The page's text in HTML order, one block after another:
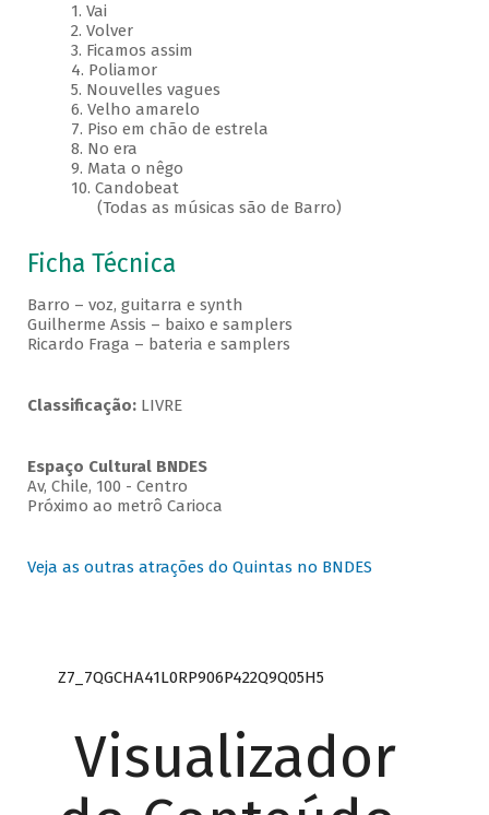
1. Vai
2. Volver
3. Ficamos assim
4. Poliamor
5. Nouvelles vagues
6. Velho amarelo
7. Piso em chão de estrela
8. No era
9. Mata o nêgo
10. Candobeat
(Todas as músicas são de Barro)
Ficha Técnica
Barro – voz, guitarra e synth
Guilherme Assis – baixo e samplers
Ricardo Fraga – bateria e samplers
Classificação: LIVRE
Espaço Cultural BNDES
Av, Chile, 100 - Centro
Próximo ao metrô Carioca
Veja as outras atrações do Quintas no BNDES
Z7_7QGCHA41L0RP906P422Q9Q05H5
Visualizador